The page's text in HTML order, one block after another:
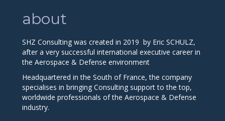
about
SHZ Consulting was created in 2019 by Eric SCHULZ,
after a very successful international executive career in
the Aerospace & Defense environment
Headquartered in the South of France, the company
specialises in bringing Consulting support to the top,
worldwide professionals of the Aerospace & Defense
industry.